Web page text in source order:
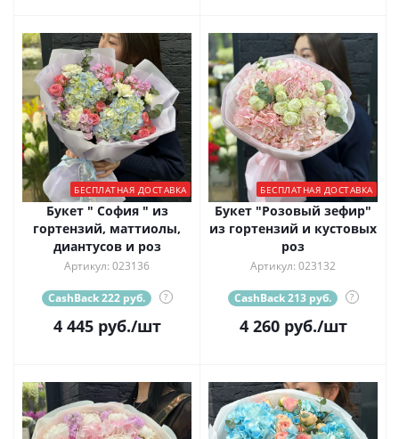
БЕСПЛАТНАЯ ДОСТАВКА
Букет " София " из
гортензий, маттиолы,
диантусов и роз
Артикул: 023136
CashBack 222 руб. ?
4 445руб./шт
БЕСПЛАТНАЯ ДОСТАВКА
Букет "Розовый зефир"
из гортензий и кустовых
роз
Артикул: 023132
CashBack 213 руб. ?
4 260руб./шт